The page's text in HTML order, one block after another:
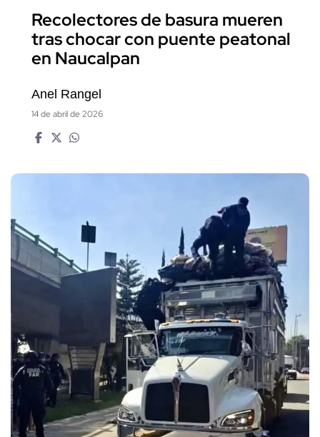
Recolectores de basura mueren
tras chocar con puente peatonal
en Naucalpan
Anel Rangel
14 de abril de 2026